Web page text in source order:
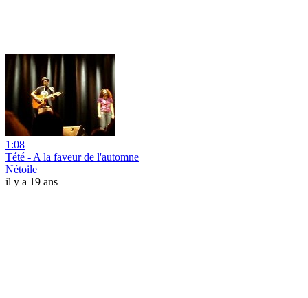
1:08
Tété - A la faveur de l'automne
Nétoile
il y a 19 ans